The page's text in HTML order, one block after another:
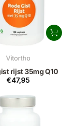
Vitortho
rijst 35mg Q10
€47,95